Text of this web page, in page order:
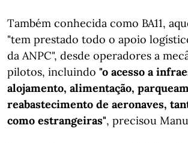
Também conhecida como BA11,
"tem prestado todo o apoio
da ANPC", desde operadores a
pilotos, incluindo "o acesso a
alojamento, alimentação,
reabastecimento de aeronaves,
como estrangeiras", precisou